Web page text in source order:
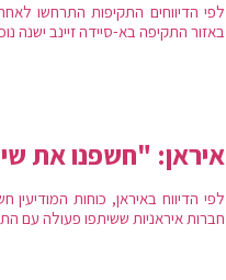
לפי הדיווחים התקיפות התרחשו
באזור התקיפה בא-סיידה זיינב ישנה
איראן: "חשפנו את
לפי הדיווח באיראן, כוחות
חברות איראניות ששיתפו פעולה עם